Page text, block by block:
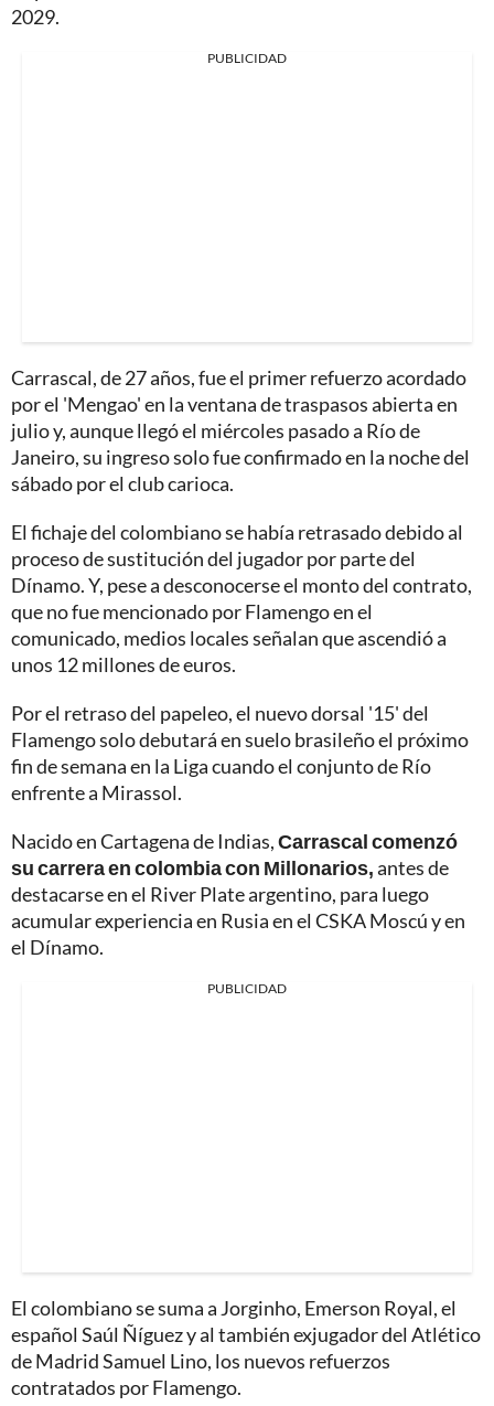
2029.
PUBLICIDAD
Carrascal, de 27 años, fue el primer refuerzo acordado
por el 'Mengao' en la ventana de traspasos abierta en
julio y, aunque llegó el miércoles pasado a Río de
Janeiro, su ingreso solo fue confirmado en la noche del
sábado por el club carioca.
El fichaje del colombiano se había retrasado debido al
proceso de sustitución del jugador por parte del
Dínamo. Y, pese a desconocerse el monto del contrato,
que no fue mencionado por Flamengo en el
comunicado, medios locales señalan que ascendió a
unos 12 millones de euros.
Por el retraso del papeleo, el nuevo dorsal '15' del
Flamengo solo debutará en suelo brasileño el próximo
fin de semana en la Liga cuando el conjunto de Río
enfrente a Mirassol.
Nacido en Cartagena de Indias,Carrascal comenzó
su carrera en colombia con Millonarios,antes de
destacarse en el River Plate argentino, para luego
acumular experiencia en Rusia en el CSKA Moscú y en
el Dínamo.
PUBLICIDAD
El colombiano se suma a Jorginho, Emerson Royal, el
español Saúl Ñíguez y al también exjugador del Atlético
de Madrid Samuel Lino, los nuevos refuerzos
contratados por Flamengo.